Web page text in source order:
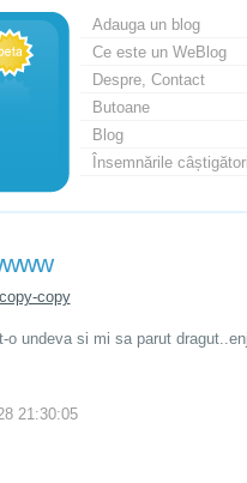
Adauga un blog
Ce este un WeBlog
Despre, Contact
Butoane
Blog
Însemnările
o undeva si mi sa parut
21:30:05